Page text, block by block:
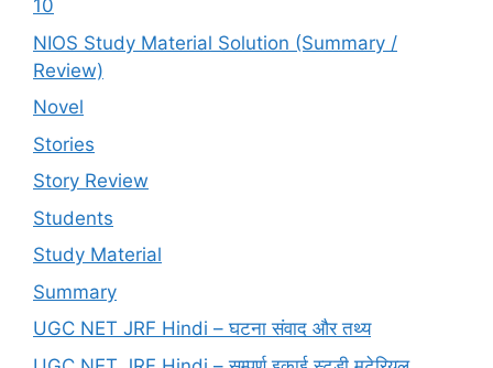
10
NIOS Study Material Solution (Summary /
Review)
Novel
Stories
Story Review
Students
Study Material
Summary
UGC NET JRF Hindi – घटना संवाद और तथ्य